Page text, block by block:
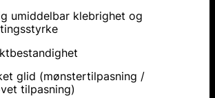
umiddelbar klebrighet og
glid (mønstertilpasning /
tilpasning)